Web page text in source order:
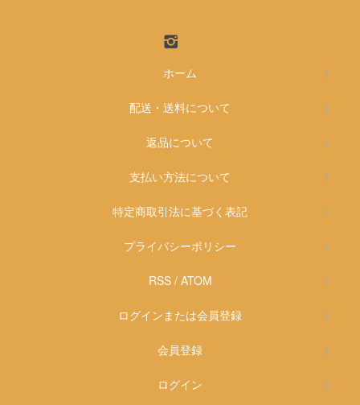
ホーム
配送・送料について
返品について
支払い方法について
特定商取引法に基づく表記
プライバシーポリシー
RSS/ ATOM
ログインまたは会員登録
会員登録
ログイン